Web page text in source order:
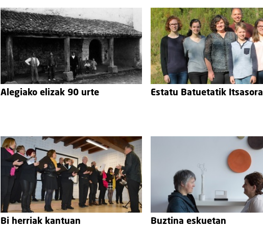
Alegiako elizak 90 urte Estatu Batuetatik Itsasora
Bi herriak kantuan Buztina eskuetan